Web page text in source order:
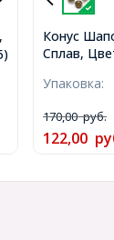
Конус
Сплав,
Упаковка:
170,00руб.
122,00